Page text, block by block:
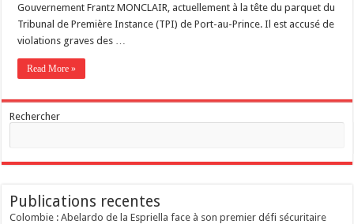
Gouvernement Frantz MONCLAIR, actuellement à la tête du parquet du
Tribunal de Première Instance (TPI) de Port-au-Prince. Il est accusé de
violations graves des …
Read More »
Rechercher
Publications recentes
Colombie : Abelardo de la Espriella face à son premier défi sécuritaire